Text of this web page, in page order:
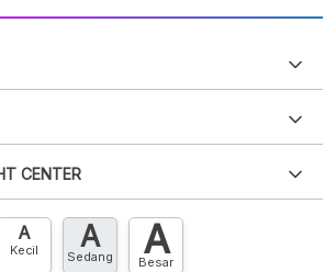
Daftar sekarang
CENTER
sekarang »
A
Kecil A
Sedang A
Besar